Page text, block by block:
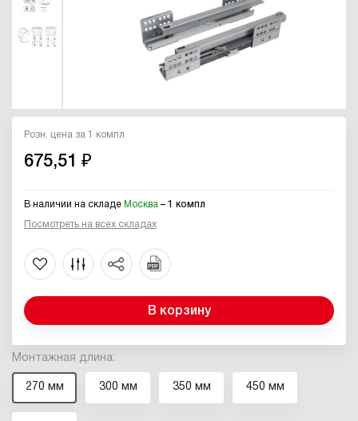
Монтажная длина:
270 мм 300 мм 350 мм 450 мм
Розн. цена за 1 компл
675,51 ₽
В наличии на складе Москва – 1 компл
Посмотреть на всех складах
В корзину